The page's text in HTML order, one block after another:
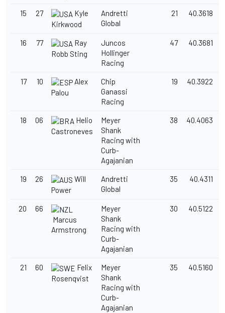
15 27
Kyle
Kirkwood
Andretti
Global
21 40.3618
16 77
Ray
Robb Sting
Juncos
Hollinger
Racing
47 40.3681
17 10
Alex
Palou
Chip
Ganassi
Racing
19 40.3922
18 06
Helio
Castroneves
Meyer
Shank
Racing with
Curb-
Agajanian
38 40.4063
19 26
Will
Power
Andretti
Global
35 40.4311
20
66
Marcus
Armstrong
Meyer
Shank
Racing with
Curb-
Agajanian
30 40.5122
21 60
Felix
Rosenqvist
Meyer
Shank
Racing with
Curb-
Agajanian
35 40.5160